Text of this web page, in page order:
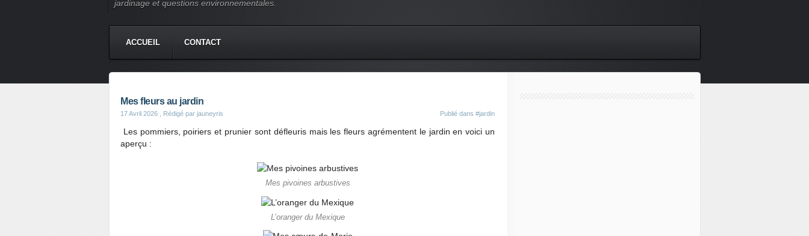
jardinage et questions environnementales.
ACCUEIL CONTACT
Mes fleurs au jardin
17 Avril 2026 , Rédigé par jauneyris Publié dans #jardin
Les pommiers, poiriers et prunier sont défleuris mais les fleurs agrémentent le jardin en voici un
aperçu :
Mes pivoines arbustives
L’oranger du Mexique